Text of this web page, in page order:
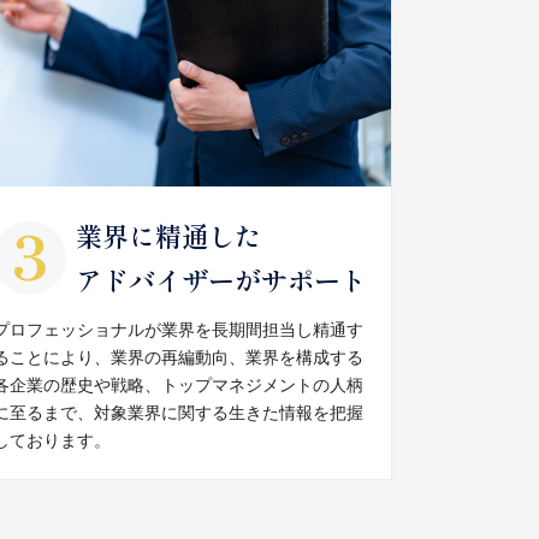
業界に精通した
アドバイザーがサポート
ロフェッショナルが業界を長期間担当し精通す
ことにより、業界の再編動向、業界を構成する
企業の歴史や戦略、トップマネジメントの人柄
至るまで、対象業界に関する生きた情報を把握
ております。